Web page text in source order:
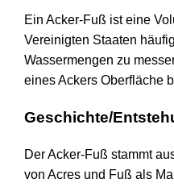
Ein Acker-Fuß ist eine
Vereinigten Staaten
Wassermengen zu
eines Ackers Oberfläche
Geschichte/
Der Acker-Fuß stammt
von Acres und Fuß als